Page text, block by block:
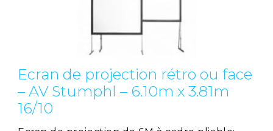
Ecran de projection rétro ou face
– AV Stumphl – 6.10m x 3.81m
16/10